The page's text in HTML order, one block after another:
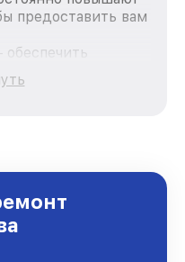
предоставить вам
ремонт для
Samsung,
уровень
клиентов.